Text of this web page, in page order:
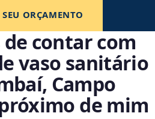
ORÇAMENTO
contar com
vaso sanitário
Campo
de mim